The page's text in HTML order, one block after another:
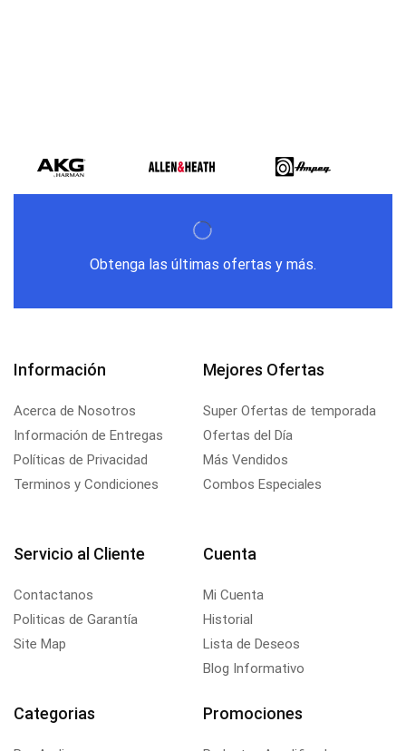
Obtenga las últimas ofertas y más.
Información
Acerca de Nosotros
Información de Entregas
Políticas de Privacidad
Terminos y Condiciones
Mejores Ofertas
Super Ofertas de temporada
Ofertas del Día
Más Vendidos
Combos Especiales
Servicio al Cliente
Contactanos
Politicas de Garantía
Site Map
Cuenta
Mi Cuenta
Historial
Lista de Deseos
Blog Informativo
Categorias Promociones